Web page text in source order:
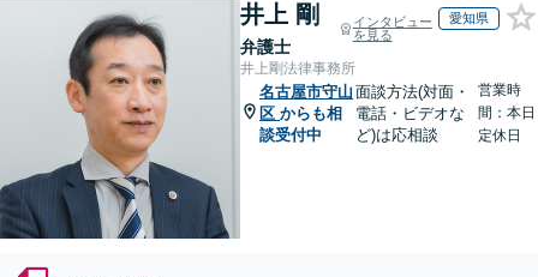
井上 剛
弁護士
インタビュー
を見る
愛知県
井上剛法律事務所
名古屋市守山
区 からも相
談受付中
面談方法(対面・
電話・ビデオな
ど)は応相談
営業時
間：本日
定休日